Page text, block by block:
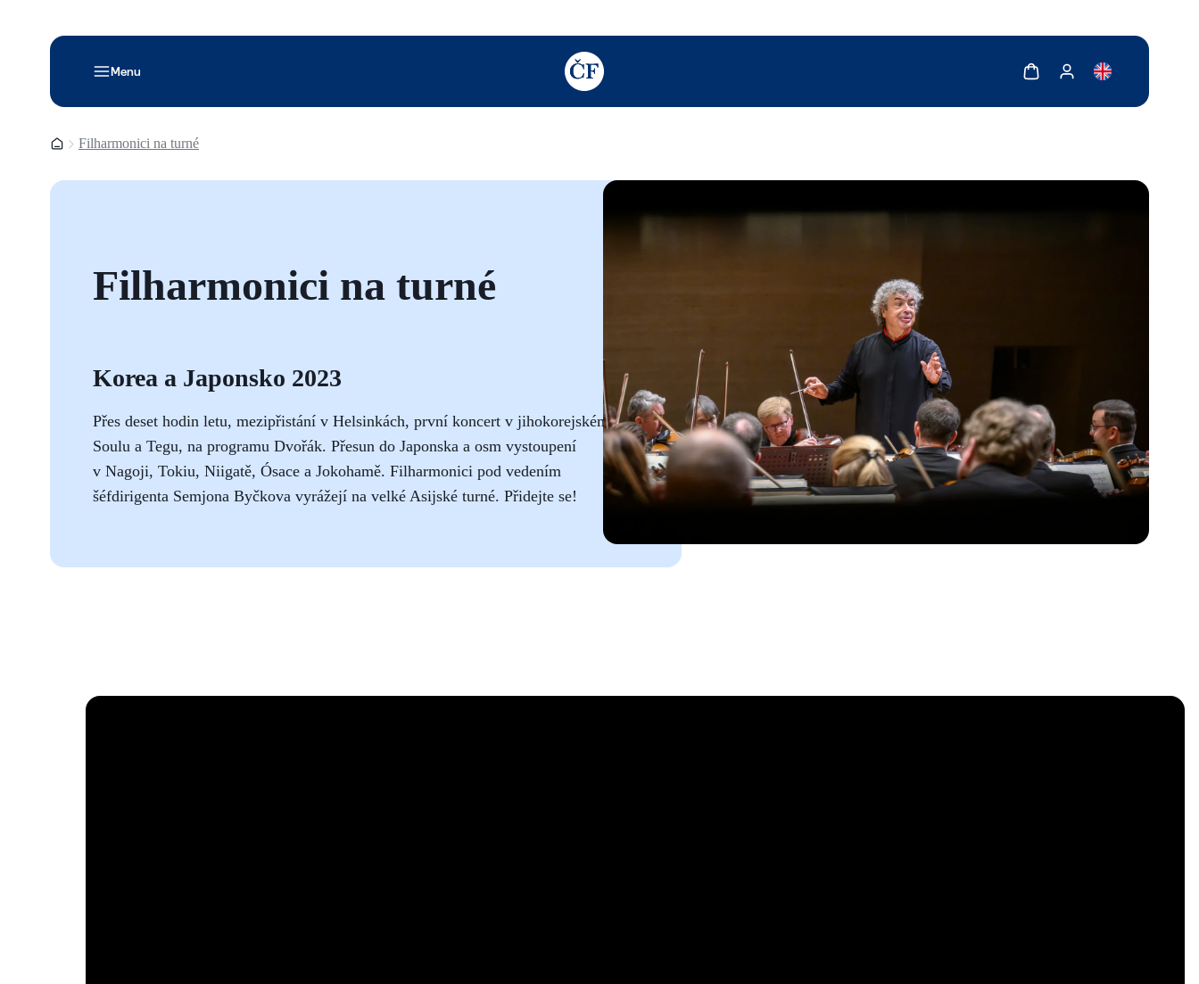
Menu
TODO: Add description for reader
Zobrazit košíkZobrazit můj účet
Domovská stránka
Filharmonici na turné
Filharmonici na turné
Korea a Japonsko 2023
Přes deset hodin letu, mezipřistání v Helsinkách, první koncert v jihokorejském
Soulu a Tegu, na programu Dvořák. Přesun do Japonska a osm vystoupení
v Nagoji, Tokiu, Niigatě, Ósace a Jokohamě. Filharmonici pod vedením
šéfdirigenta Semjona Byčkova vyrážejí na velké Asijské turné. Přidejte se!